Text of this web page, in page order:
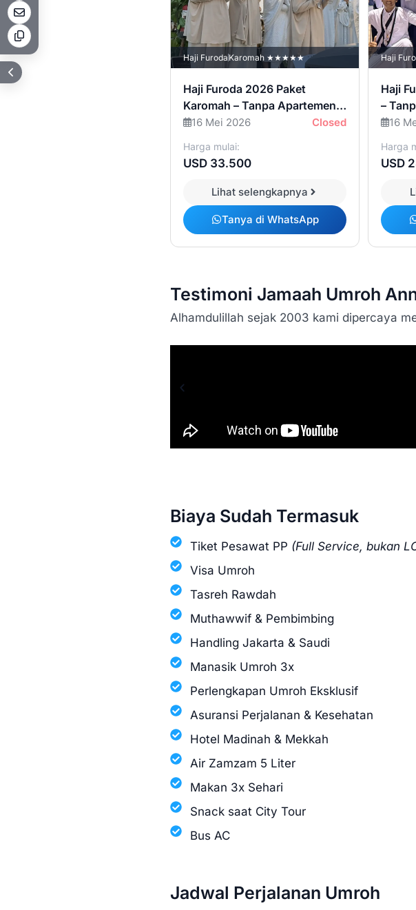
Haji Furoda Karomah ★★★★★
Haji Furoda 2026 Paket
Karomah – Tanpa Apartemen
Transit
16 Mei 2026 Closed
Harga mulai:
USD 33.500
Lihat selengkapnya
Tanya di WhatsApp
Haji
Haji
–
16
Harga
USD
Testimoni Jamaah Umroh
Alhamdulillah sejak 2003 kami dipercaya
Biaya Sudah Termasuk
Tiket Pesawat PP (Full Service, bukan
Visa Umroh
Tasreh Rawdah
Muthawwif & Pembimbing
Handling Jakarta & Saudi
Manasik Umroh 3x
Perlengkapan Umroh Eksklusif
Asuransi Perjalanan & Kesehatan
Hotel Madinah & Mekkah
Air Zamzam 5 Liter
Makan 3x Sehari
Snack saat City Tour
Bus AC
Jadwal Perjalanan Umroh